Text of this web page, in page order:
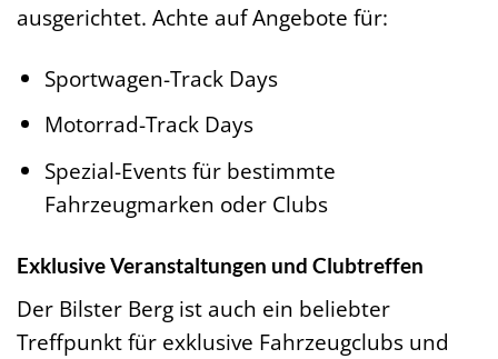
ausgerichtet. Achte auf Angebote für:
Sportwagen-Track Days
Motorrad-Track Days
Spezial-Events für bestimmte
Fahrzeugmarken oder Clubs
Exklusive Veranstaltungen und Clubtreffen
Der Bilster Berg ist auch ein beliebter
Treffpunkt für exklusive Fahrzeugclubs und